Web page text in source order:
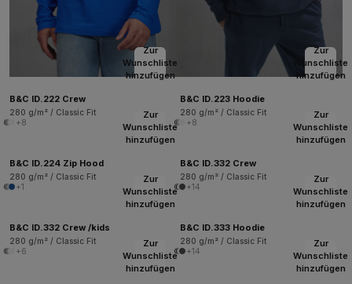
Zur
Wunschliste
hinzufügen
B&C ID.222 Crew
280 g/m² / Classic Fit
+8
Zur
Wunschliste
hinzufügen
B&C ID.223 Hoodie
280 g/m² / Classic Fit
+8
Zur
Wunschliste
hinzufügen
B&C ID.224 Zip Hood
280 g/m² / Classic Fit
+1
Zur
Wunschliste
hinzufügen
B&C ID.332 Crew
280 g/m² / Classic Fit
+14
Zur
Wunschliste
hinzufügen
B&C ID.332 Crew /kids
280 g/m² / Classic Fit
+6
Zur
Wunschliste
hinzufügen
B&C ID.333 Hoodie
280 g/m² / Classic Fit
+14
Zur
Wunschliste
hinzufügen
Zur
Wunschliste
hinzufügen